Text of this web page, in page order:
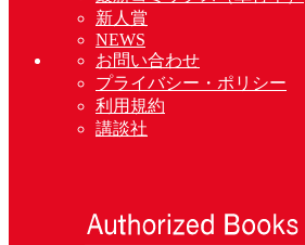
新人賞
NEWS
お問い合わせ
プライバシー・ポリシー
利用規約
講談社